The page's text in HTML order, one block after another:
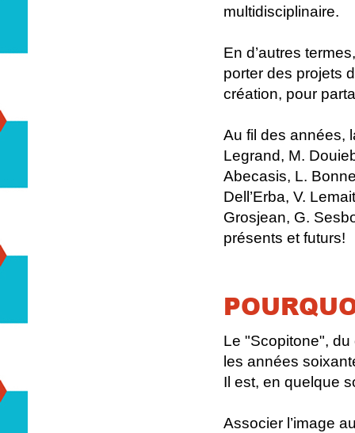
multidisciplinaire.
En d’autres
porter des projets
création, pour
Au fil des années,
Legrand, M.
Abecasis, L.
Dell’Erba, V.
Grosjean, G.
présents et futurs!
Le "Scopitone",
les années
Il est, en quelque
Associer l’image